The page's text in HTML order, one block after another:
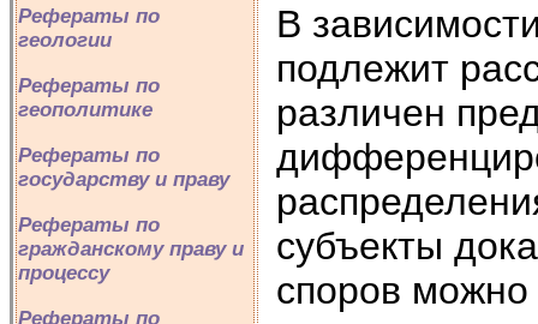
Рефераты по
геологии
Рефераты по
геополитике
Рефераты по
государству и праву
Рефераты по
гражданскому праву и
процессу
Рефераты по
В
подлежит
различен
субъекты
споров